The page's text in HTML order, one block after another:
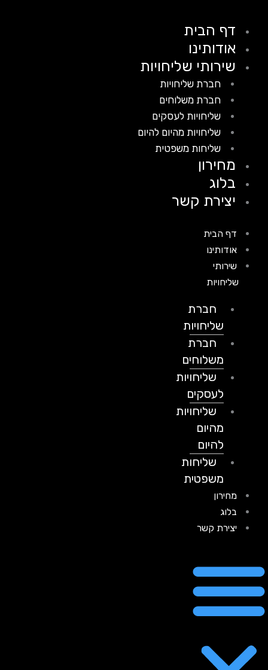
דף הבית
אודותינו
שירותי שליחויות
חברת שליחויות
חברת משלוחים
שליחויות לעסקים
שליחויות מהיום להיום
שליחות משפטית
מחירון
בלוג
יצירת קשר
דף הבית
אודותינו
שירותי
שליחויות
חברת
שליחויות
חברת
משלוחים
שליחויות
לעסקים
שליחויות
מהיום
להיום
שליחות
משפטית
מחירון
בלוג
יצירת קשר